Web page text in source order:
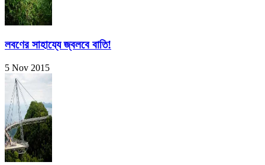
লবণের সাহায্যে জ্বলবে বাতি!
5 Nov 2015